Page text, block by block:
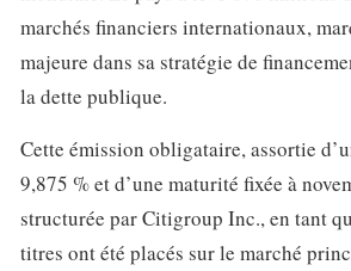
marchés financiers internationaux,
majeure dans sa stratégie de
la dette publique.
Cette émission obligataire, assortie
9,875 % et d’une maturité fixée à
structurée par Citigroup Inc., en tant
titres ont été placés sur le marché